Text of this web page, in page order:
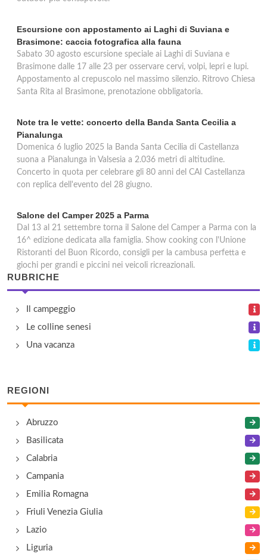
Escursione con appostamento ai Laghi di Suviana e
Brasimone: caccia fotografica alla fauna
Sabato 30 agosto escursione speciale ai Laghi di Suviana e
Brasimone dalle 17 alle 23 per osservare cervi, volpi, lepri e lupi.
Appostamento al crepuscolo nel massimo silenzio. Ritrovo Chiesa
Santa Rita al Brasimone, prenotazione obbligatoria.
Note tra le vette: concerto della Banda Santa Cecilia a
Pianalunga
Domenica 6 luglio 2025 la Banda Santa Cecilia di Castellanza
suona a Pianalunga in Valsesia a 2.036 metri di altitudine.
Concerto in quota per celebrare gli 80 anni del CAI Castellanza
con replica dell'evento del 28 giugno.
Salone del Camper 2025 a Parma
Dal 13 al 21 settembre torna il Salone del Camper a Parma con la
16^ edizione dedicata alla famiglia. Show cooking con l'Unione
Ristoranti del Buon Ricordo, consigli per la cambusa perfetta e
giochi per grandi e piccini nei veicoli ricreazionali.
RUBRICHE
Il campeggio
Le colline senesi
Una vacanza
REGIONI
Abruzzo
Basilicata
Calabria
Campania
Emilia Romagna
Friuli Venezia Giulia
Lazio
Liguria